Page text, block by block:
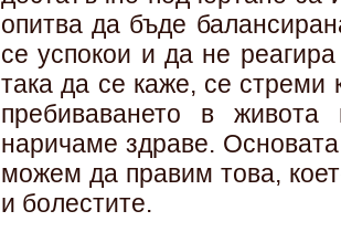
опитва да бъде
се успокои и да не
така да се каже, се
пребиваването в
наричаме здраве.
можем да правим това,
и болестите.